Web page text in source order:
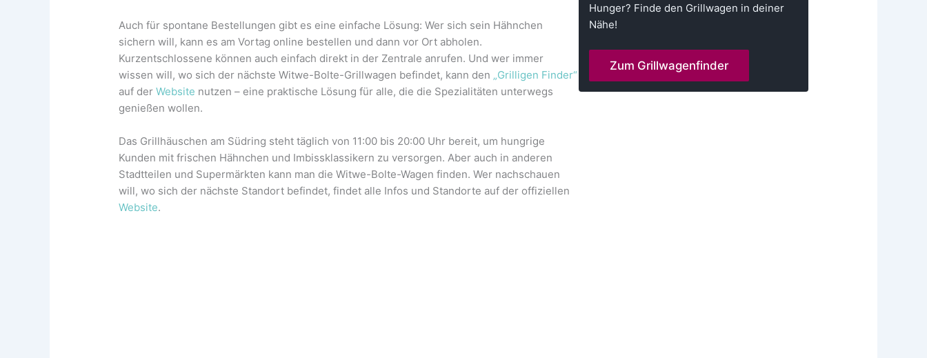
Auch für spontane Bestellungen gibt es eine einfache Lösung: Wer sich sein Hähnchen
sichern will, kann es am Vortag online bestellen und dann vor Ort abholen.
Kurzentschlossene können auch einfach direkt in der Zentrale anrufen. Und wer immer
wissen will, wo sich der nächste Witwe-Bolte-Grillwagen befindet, kann den „Grilligen Finder“
auf derWebsite nutzen – eine praktische Lösung für alle, die die Spezialitäten unterwegs
genießen wollen.
Das Grillhäuschen am Südring steht täglich von 11:00 bis 20:00 Uhr bereit, um hungrige
Kunden mit frischen Hähnchen und Imbissklassikern zu versorgen. Aber auch in anderen
Stadtteilen und Supermärkten kann man die Witwe-Bolte-Wagen finden. Wer nachschauen
will, wo sich der nächste Standort befindet, findet alle Infos und Standorte auf der offiziellen
Website.
Hunger? Finde den Grillwagen in deiner
Nähe!
Zum Grillwagenfinder